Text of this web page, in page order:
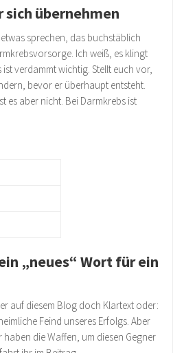
übernehmen
sprechen, das buchstäblich
Ich weiß, es klingt
verdammt wichtig. Stellt euch vor,
bevor er überhaupt entsteht.
es aber nicht. Bei Darmkrebs ist
„neues“ Wort für ein
auf diesem Blog doch Klartext oder:
Feind unseres Erfolgs. Aber
die Waffen, um diesen Gegner